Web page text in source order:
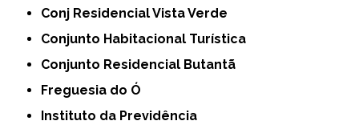
Conj Residencial Vista Verde
Conjunto Habitacional Turística
Conjunto Residencial Butantã
Freguesia do Ó
Instituto da Previdência